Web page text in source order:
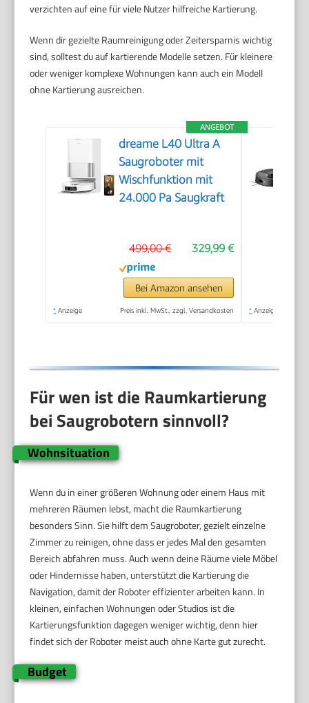
verzichten auf eine für viele Nutzer hilfreiche Kartierung.
Wenn dir gezielte Raumreinigung oder Zeitersparnis wichtig
sind, solltest du auf kartierende Modelle setzen. Für kleinere
oder weniger komplexe Wohnungen kann auch ein Modell
ohne Kartierung ausreichen.
ANGEBOT
dreame L40 Ultra A
Saugroboter mit
Wischfunktion mit
24.000 Pa Saugkraft
329,99 €
499,00 €
Bei Amazon ansehen
* Anzeige Preis inkl. MwSt., zzgl. Versandkosten * Anzeige
Für wen ist die Raumkartierung
bei Saugrobotern sinnvoll?
Wohnsituation
Wenn du in einer größeren Wohnung oder einem Haus mit
mehreren Räumen lebst, macht die Raumkartierung
besonders Sinn. Sie hilft dem Saugroboter, gezielt einzelne
Zimmer zu reinigen, ohne dass er jedes Mal den gesamten
Bereich abfahren muss. Auch wenn deine Räume viele Möbel
oder Hindernisse haben, unterstützt die Kartierung die
Navigation, damit der Roboter effizienter arbeiten kann. In
kleinen, einfachen Wohnungen oder Studios ist die
Kartierungsfunktion dagegen weniger wichtig, denn hier
findet sich der Roboter meist auch ohne Karte gut zurecht.
Budget